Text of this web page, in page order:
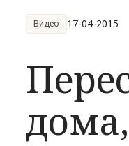
Видео 17-04-2015